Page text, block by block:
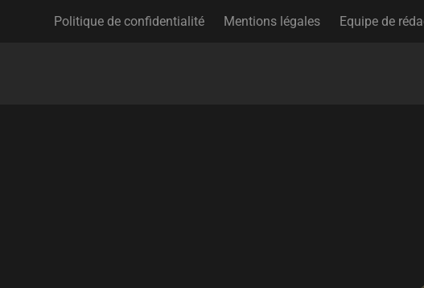
Politique de confidentialité Mentions légales Equipe de